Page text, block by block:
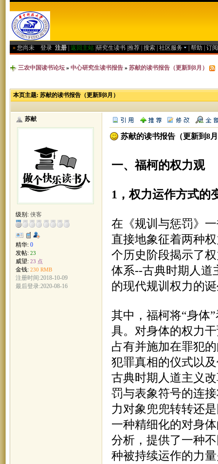
» 您尚未 登录 注册 返回主站 研究生读书 推荐 搜索 社区服务 帮助 订
三农中国读书论坛 » 中心研究生读书报告 » 苏献的读书报告（更新到8月）
本页主题: 苏献的读书报告（更新到8月）
苏献
级别: 侠客
精华: 0
发帖: 23
威望: 23 点
金钱: 230 RMB
注册时间:2018-10-09
最后登录:2020-08-16
苏献的读书报告（更新到8
一、福柯的权力观
1，权力运作方式的
在《规训与惩罚》
直接地象征着两种
个历史阶段揭示了
体系--古典时期人道
的现代规训权力的
其中，福柯将“身体
具。对身体的权力
占有并施加在罪犯
犯罪真相的仪式以
古典时期人道主义
罚与表象符号的连
力对象兜兜转转还
一种精细化的对身
分析，提供了一种
种被持续运作的力